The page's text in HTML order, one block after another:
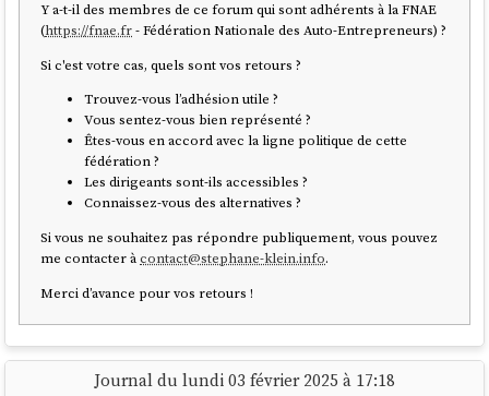
Je pense que c'est ce type de lettre que me demande l'agence des
Y a-t-il des membres de ce forum qui sont adhérents à la FNAE
(https://fnae.fr- Fédération Nationale des Auto-Entrepreneurs) ?
Si c'est votre cas, quels sont vos retours ?
Trouvez-vous l’adhésion utile ?
Vous sentez-vous bien représenté ?
Êtes-vous en accord avec la ligne politique de cette
fédération ?
Les dirigeants sont-ils accessibles ?
Connaissez-vous des alternatives ?
Si vous ne souhaitez pas répondre publiquement, vous pouvez
me contacter àcontact@stephane-klein.info.
Merci d’avance pour vos retours !
Journal du lundi 03 février 2025 à 17:18